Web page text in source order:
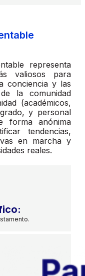
representa
valiosos para
conciencia y las
la comunidad
(académicos,
y personal
forma anónima
tendencias,
en marcha y
reales.